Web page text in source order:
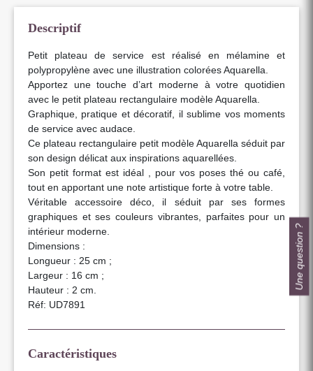
Descriptif
Petit plateau de service est réalisé en mélamine et
polypropylène avec une illustration colorées Aquarella.
Apportez une touche d’art moderne à votre quotidien
avec le petit plateau rectangulaire modèle Aquarella.
Graphique, pratique et décoratif, il sublime vos moments
de service avec audace.
Ce plateau rectangulaire petit modèle Aquarella séduit par
son design délicat aux inspirations aquarellées.
Son petit format est idéal , pour vos poses thé ou café,
tout en apportant une note artistique forte à votre table.
Véritable accessoire déco, il séduit par ses formes
graphiques et ses couleurs vibrantes, parfaites pour un
intérieur moderne.
Dimensions :
Longueur : 25 cm ;
Largeur : 16 cm ;
Hauteur : 2 cm.
Réf: UD7891
Caractéristiques
Une question ?